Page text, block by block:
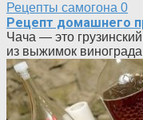
Рецепты самогона 0
Рецепт домашнего
Чача — это
из выжимок